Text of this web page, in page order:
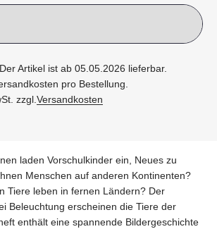
Artikel ist ab 05.05.2026 lieferbar.
pro Bestellung.
zzgl.Versandkosten
laden Vorschulkinder ein, Neues zu
Menschen auf anderen Kontinenten?
Tiere leben in fernen Ländern? Der
Beleuchtung erscheinen die Tiere der
enthält eine spannende Bildergeschichte